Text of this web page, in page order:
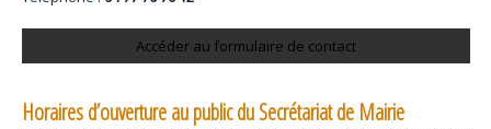
Accéder au formulaire de contact
Horaires d’ouverture au public du Secrétariat de Mairie